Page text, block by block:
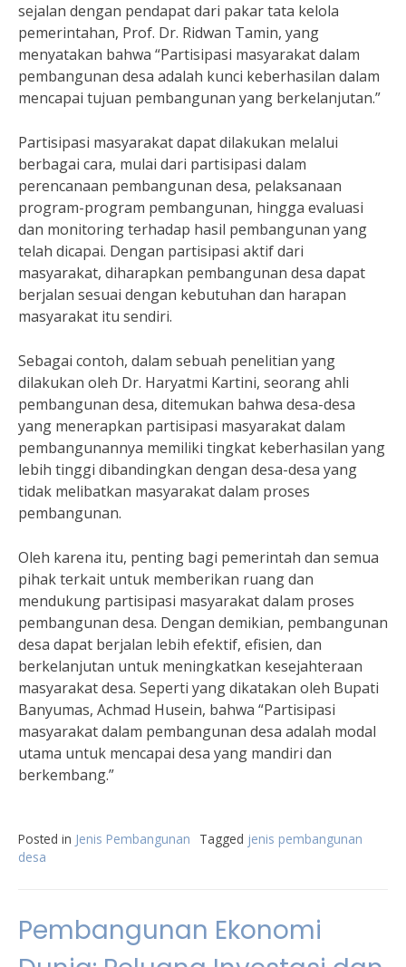
sejalan dengan pendapat dari pakar tata kelola
pemerintahan, Prof. Dr. Ridwan Tamin, yang
menyatakan bahwa “Partisipasi masyarakat dalam
pembangunan desa adalah kunci keberhasilan dalam
mencapai tujuan pembangunan yang berkelanjutan.”
Partisipasi masyarakat dapat dilakukan melalui
berbagai cara, mulai dari partisipasi dalam
perencanaan pembangunan desa, pelaksanaan
program-program pembangunan, hingga evaluasi
dan monitoring terhadap hasil pembangunan yang
telah dicapai. Dengan partisipasi aktif dari
masyarakat, diharapkan pembangunan desa dapat
berjalan sesuai dengan kebutuhan dan harapan
masyarakat itu sendiri.
Sebagai contoh, dalam sebuah penelitian yang
dilakukan oleh Dr. Haryatmi Kartini, seorang ahli
pembangunan desa, ditemukan bahwa desa-desa
yang menerapkan partisipasi masyarakat dalam
pembangunannya memiliki tingkat keberhasilan yang
lebih tinggi dibandingkan dengan desa-desa yang
tidak melibatkan masyarakat dalam proses
pembangunan.
Oleh karena itu, penting bagi pemerintah dan semua
pihak terkait untuk memberikan ruang dan
mendukung partisipasi masyarakat dalam proses
pembangunan desa. Dengan demikian, pembangunan
desa dapat berjalan lebih efektif, efisien, dan
berkelanjutan untuk meningkatkan kesejahteraan
masyarakat desa. Seperti yang dikatakan oleh Bupati
Banyumas, Achmad Husein, bahwa “Partisipasi
masyarakat dalam pembangunan desa adalah modal
utama untuk mencapai desa yang mandiri dan
berkembang.”
Posted in Jenis Pembangunan Tagged jenis pembangunan
desa
Pembangunan Ekonomi